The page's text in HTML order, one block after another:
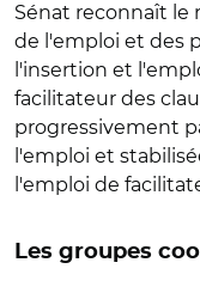
Sénat reconnaît le
de l'emploi et des
l'insertion et
facilitateur des
progressivement
l'emploi et
l'emploi de
Les groupes